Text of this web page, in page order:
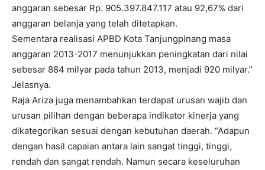
anggaran sebesar Rp. 905.397.847.117 atau 92,67% dari
anggaran belanja yang telah ditetapkan.
Sementara realisasi APBD Kota Tanjungpinang masa
anggaran 2013-2017 menunjukkan peningkatan dari nilai
sebesar 884 milyar pada tahun 2013, menjadi 920 milyar.”
Jelasnya.
Raja Ariza juga menambahkan terdapat urusan wajib dan
urusan pilihan dengan beberapa indikator kinerja yang
dikategorikan sesuai dengan kebutuhan daerah. “Adapun
dengan hasil capaian antara lain sangat tinggi, tinggi,
rendah dan sangat rendah. Namun secara keseluruhan